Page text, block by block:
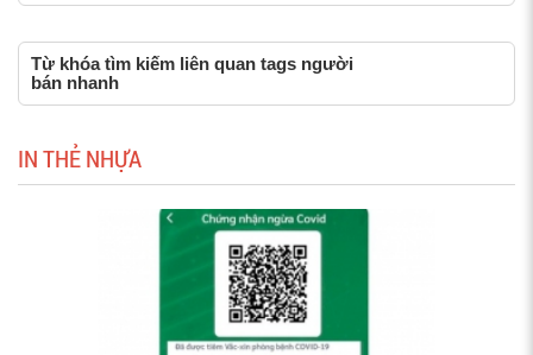
Từ khóa tìm kiếm liên quan tags người
bán nhanh
IN THẺ NHỰA